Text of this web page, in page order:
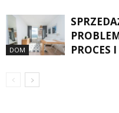
DOM
PROCES